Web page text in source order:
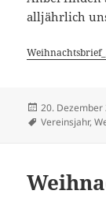
alljährlich
Veröffentlicht
am
20. Dezember
Schlagwörter
Vereinsjahr,